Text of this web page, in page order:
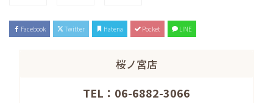
Facebook Twitter Hatena Pocket LINE
桜ノ宮店
TEL：06-6882-3066